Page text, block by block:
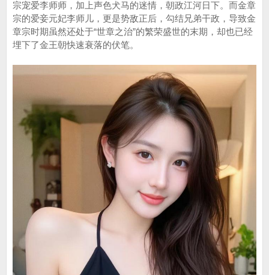
宗宠爱李师师，加上声色犬马的迷情，朝政江河日下。而金章
宗的爱妾元妃李师儿，更是势敌正后，勾结兄弟干政，导致金
章宗时期虽然还处于“世章之治”的繁荣盛世的末期，却也已经
埋下了金王朝快速衰落的伏笔。